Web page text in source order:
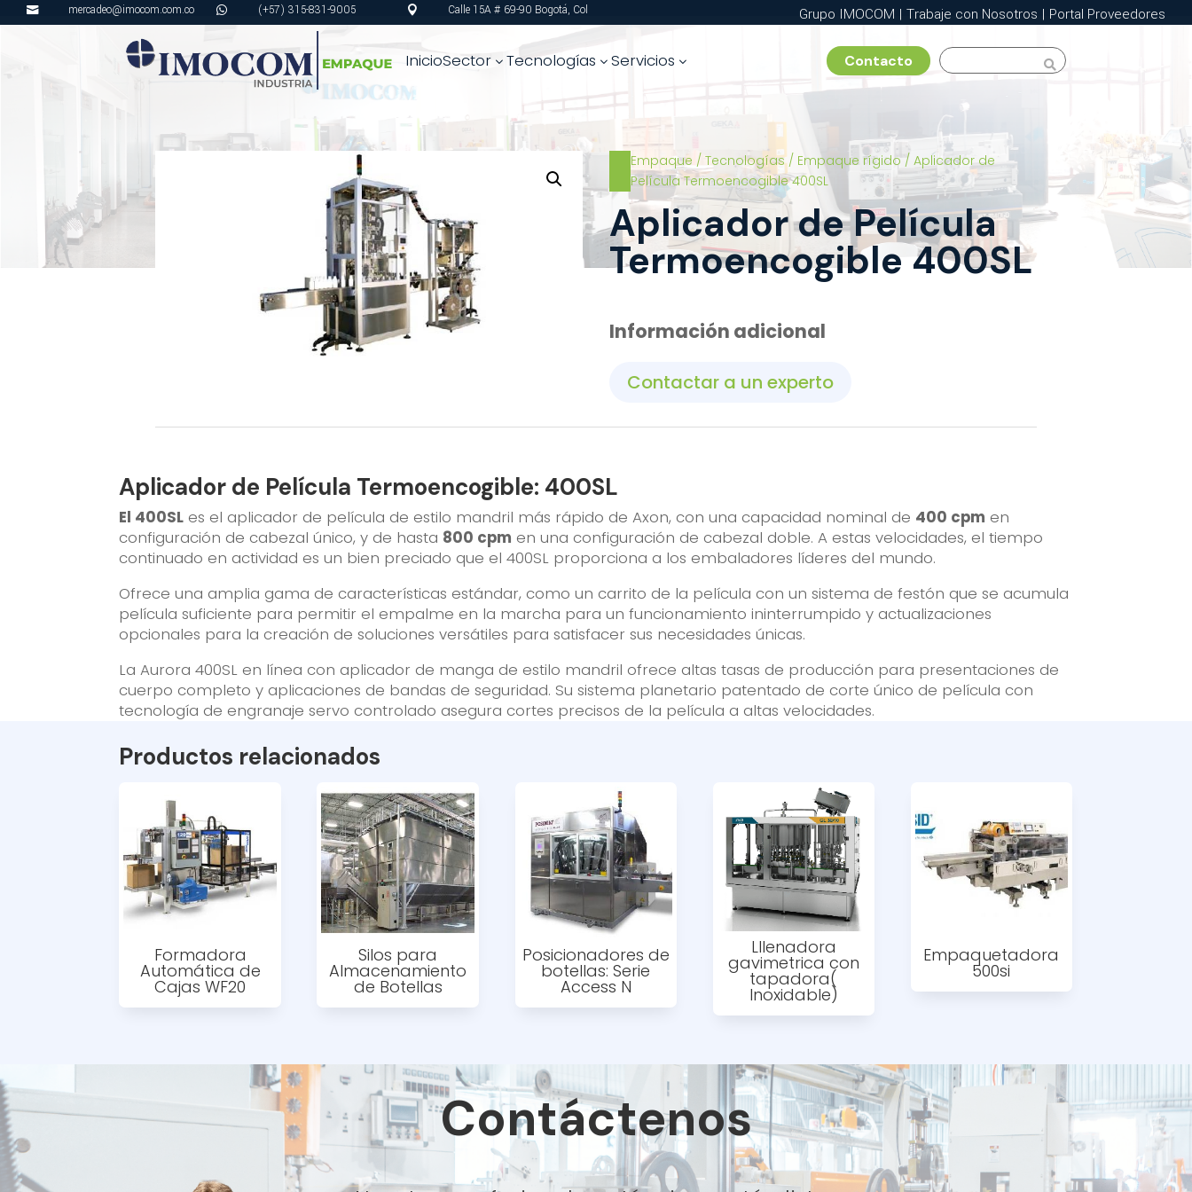
 mercadeo@imocom.com.co  (+57) 315-831-9005  Calle 15A # 69-90 Bogotá, Col Grupo IMOCOM | Trabaje con Nosotros | Portal Proveedores
InicioSector 3Tecnologías 3Servicios 3 Contacto 
Empaque / Tecnologías/ Empaque rígido/ Aplicador de
Película Termoencogible 400SL
Aplicador de Película
Termoencogible 400SL
Información adicional
Contactar a un experto
Aplicador de Película Termoencogible: 400SL
El 400SL es el aplicador de película de estilo mandril más rápido de Axon, con una capacidad nominal de 400 cpm en
configuración de cabezal único, y de hasta 800 cpm en una configuración de cabezal doble. A estas velocidades, el tiempo
continuado en actividad es un bien preciado que el 400SL proporciona a los embaladores líderes del mundo.
Ofrece una amplia gama de características estándar, como un carrito de la película con un sistema de festón que se acumula
película suficiente para permitir el empalme en la marcha para un funcionamiento ininterrumpido y actualizaciones
opcionales para la creación de soluciones versátiles para satisfacer sus necesidades únicas.
La Aurora 400SL en línea con aplicador de manga de estilo mandril ofrece altas tasas de producción para presentaciones de
cuerpo completo y aplicaciones de bandas de seguridad. Su sistema planetario patentado de corte único de película con
tecnología de engranaje servo controlado asegura cortes precisos de la película a altas velocidades.
Productos relacionados
Formadora
Automática de
Cajas WF20
Silos para
Almacenamiento
de Botellas
Posicionadores de
botellas: Serie
Access N
Lllenadora
gavimetrica con
tapadora(
Inoxidable)
Empaquetadora
500si
Contáctenos